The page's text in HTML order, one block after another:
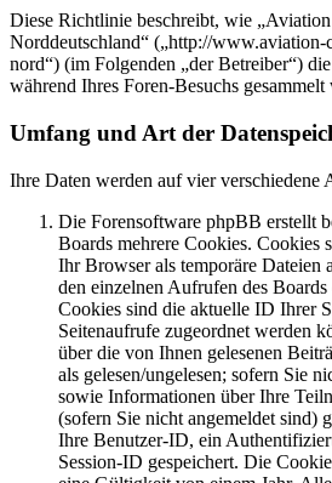
Diese Richtlinie beschreibt, wie
Norddeutschland“ („http://
nord“) (im Folgenden „der Betreiber“)
während Ihres Foren-Besuchs gesammelt
Umfang und Art der
Ihre Daten werden auf vier verschiedene
Die Forensoftware phpBB erstellt
Boards mehrere Cookies. Cookies
Ihr Browser als temporäre Dateien
den einzelnen Aufrufen des
Cookies sind die aktuelle ID Ihrer
Seitenaufrufe zugeordnet werden
über die von Ihnen gelesenen
als gelesen/ungelesen; sofern Sie
sowie Informationen über Ihre
(sofern Sie nicht angemeldet sind)
Ihre Benutzer-ID, ein
Session-ID gespeichert. Die